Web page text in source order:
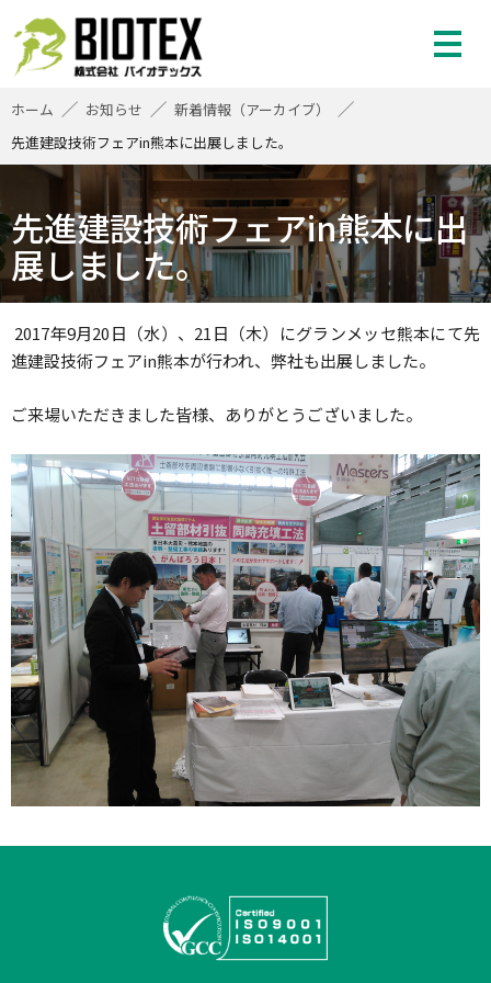
ホーム お知らせ
新着情報（アーカイブ）
先進建設技術フェアin熊本に出展しました。
先進建設技術フェアin熊本に出
展しました。
2017年9月20日（水）、21日（木）にグランメッセ熊本にて先
進建設技術フェアin熊本が行われ、弊社も出展しました。
ご来場いただきました皆様、ありがとうございました。